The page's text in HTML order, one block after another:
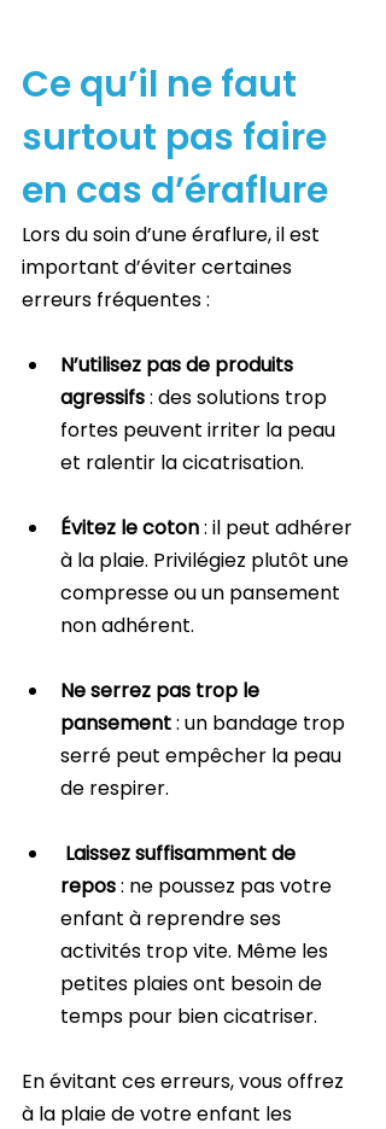
Ce qu’il ne faut
surtout pas faire
en cas d’éraflure
Lors du soin d’une éraflure, il est
important d’éviter certaines
erreurs fréquentes :
N’utilisez pas de produits
agressifs : des solutions trop
fortes peuvent irriter la peau
et ralentir la cicatrisation.
Évitez le coton : il peut adhérer
à la plaie. Privilégiez plutôt une
compresse ou un pansement
non adhérent.
Ne serrez pas trop le
pansement : un bandage trop
serré peut empêcher la peau
de respirer.
Laissez suffisamment de
repos : ne poussez pas votre
enfant à reprendre ses
activités trop vite. Même les
petites plaies ont besoin de
temps pour bien cicatriser.
En évitant ces erreurs, vous offrez
à la plaie de votre enfant les